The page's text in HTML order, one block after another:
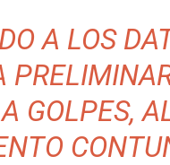
A LOS
GOLPES,